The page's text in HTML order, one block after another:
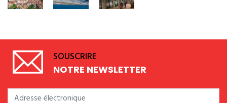
SOUSCRIRE
NOTRE NEWSLETTER